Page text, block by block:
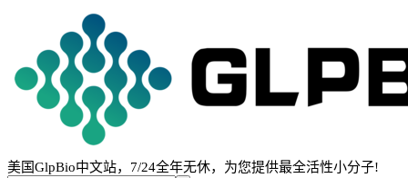
美国GlpBio中文站，7/24全年无休，为您提供最全活性小分子!